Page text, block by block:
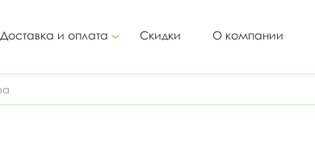
Доставка и оплата Скидки О компании